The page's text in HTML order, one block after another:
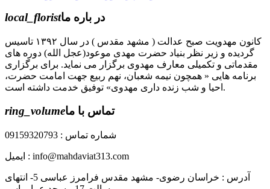
local_floristدر باره ما
کانون مهدویت صبح عدالت ( مشهد مقدس ) در سال ۱۳۹۲ تاسیس
گردیده و زیر نظر بنیاد حضرت مهدی موعود(عجل الله) دوره های
مقدماتی و تکمیلی معارف مهدوی برگزار می نماید. برای برگزاری
برنامه هایی « همچون نیمه شعبان، نهم ربیع جهت امامت حضرت،
احیا و شب زنده داری مهدوی» توفیق خدمت داشته است.
ring_volumeتماس با ما
شماره تماس : 09159320793
ایمیل : info@mahdaviat313.com
آدرس : خراسان رضوی- مشهد مقدس فرامرز عباسی 5- انتهای